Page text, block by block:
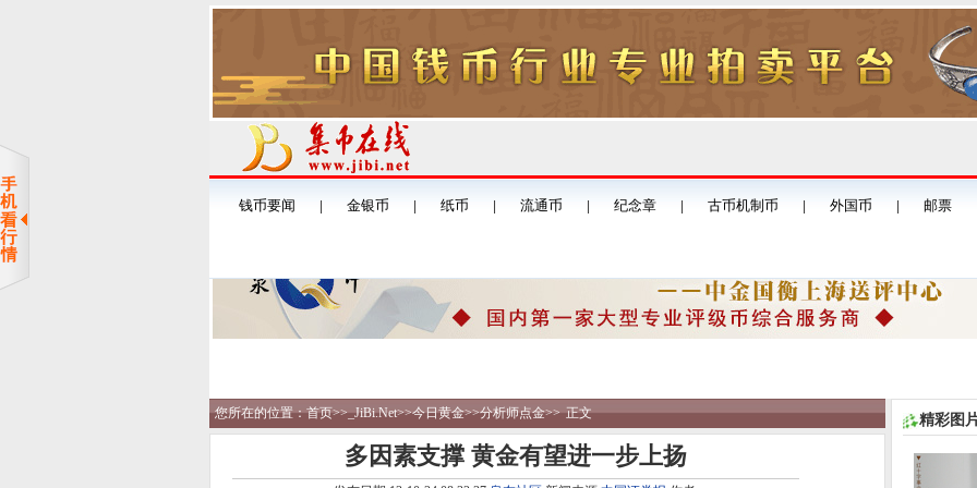
您所在的位置：首页>>_JiBi.Net>>今日黄金>>分析师点金>> 正文
多因素支撑 黄金有望进一步上扬
精彩图